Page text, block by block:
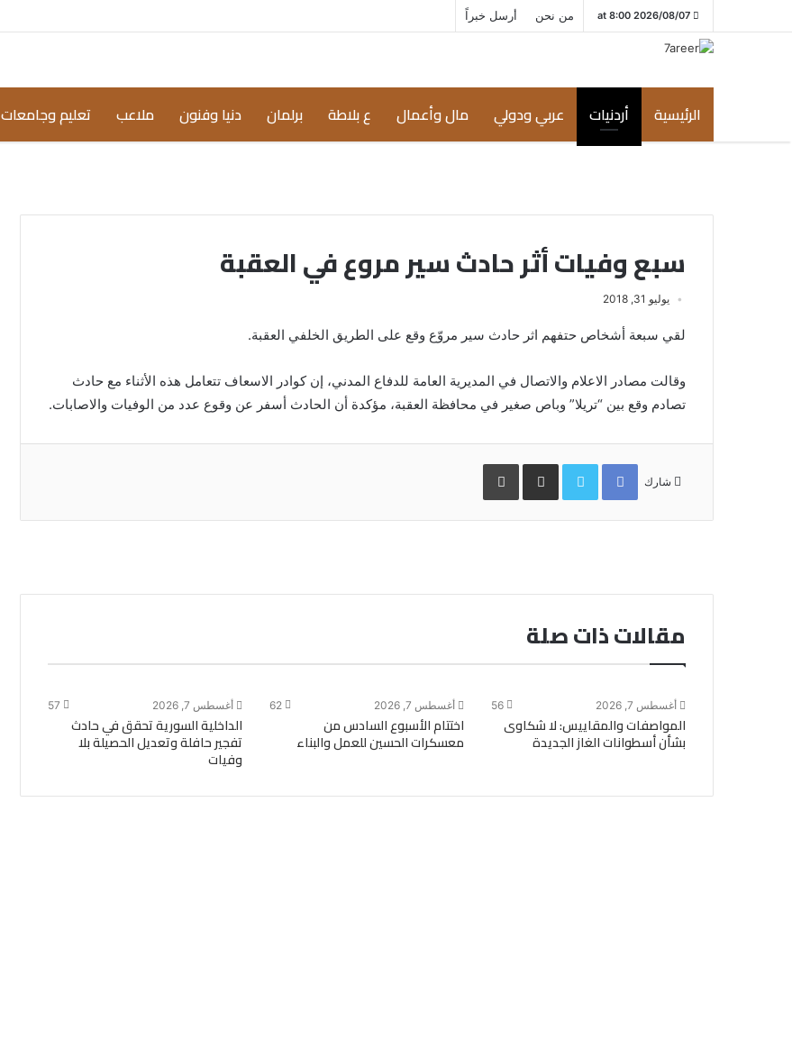
2026/08/07 at 8:00 من نحن أرسل خبراً
الرئيسية أردنيات عربي ودولي مال وأعمال ع بلاطة برلمان دنيا وفنون ملاعب تعليم وجامعات
سبع وفيات أثر حادث سير مروع في العقبة
يوليو 31, 2018
لقي سبعة أشخاص حتفهم اثر حادث سير مروّع وقع على الطريق الخلفي العقبة.
وقالت مصادر الاعلام والاتصال في المديرية العامة للدفاع المدني، إن كوادر الاسعاف تتعامل هذه الأثناء مع حادث
تصادم وقع بين “تريلا” وباص صغير في محافظة العقبة، مؤكدة أن الحادث أسفر عن وقوع عدد من الوفيات والاصابات.
شارك
Facebook
Twitterمشاركة
البريد
طباعة
مقالات ذات صلة
أغسطس 7, 2026 56
المواصفات والمقاييس: لا شكاوى
بشأن أسطوانات الغاز الجديدة
أغسطس 7, 2026 62
اختتام الأسبوع السادس من
معسكرات الحسين للعمل والبناء
أغسطس 7, 2026 57
الداخلية السورية تحقق في حادث
تفجير حافلة وتعديل الحصيلة بلا
وفيات